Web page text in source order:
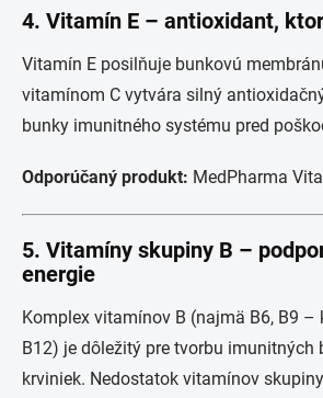
4. Vitamín E – antioxidant,
Vitamín E posilňuje bunkovú
vitamínom C vytvára silný
bunky imunitného systému pred
Odporúčaný produkt: MedPharma
5. Vitamíny skupiny B –
energie
Komplex vitamínov B (najmä B6, B9 –
B12) je dôležitý pre tvorbu imunitných
krviniek. Nedostatok vitamínov